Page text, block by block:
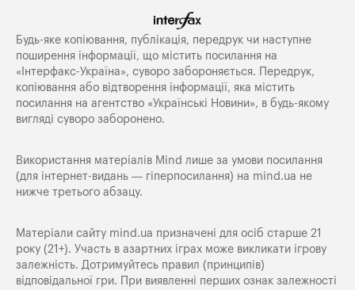
Будь-яке копiювання, публiкацiя, передрук чи наступне
поширення iнформацiї, що мiстить посилання на
«Iнтерфакс-Україна», суворо забороняється. Передрук,
копіювання або відтворення інформації, яка містить
посилання на агентство «Українські Новини», в будь-якому
вигляді суворо заборонено.
Використання матеріалів Mind лише за умови посилання
(для інтернет-видань — гіперпосилання) на mind.ua не
нижче третього абзацу.
Матеріали сайту mind.ua призначені для осіб старше 21
року (21+). Участь в азартних іграх може викликати ігрову
залежність. Дотримуйтесь правил (принципів)
відповідальної гри. При виявленні перших ознак залежності